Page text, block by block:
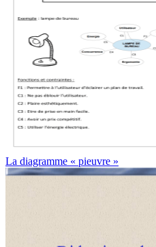
La diagramme « pieuvre »